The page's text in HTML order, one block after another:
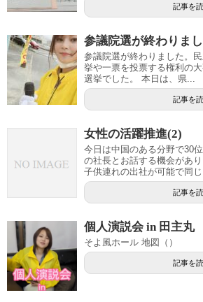
記事を
参議院選が終わりま
参議院選が終わりました。
挙や一票を投票する権利の
選挙でした。 本日は、県...
記事を
女性の活躍推進(2)
今日は中国のある分野で30
の社長とお話する機会があ
子供連れの出社が可能で同
記事を
個人演説会 in 田主丸
そよ風ホール 地図（）
記事を